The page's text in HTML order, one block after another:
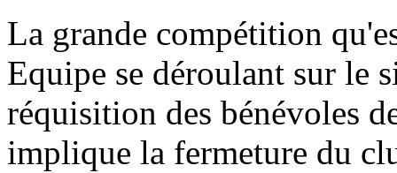
La grande compétition
Equipe se déroulant sur le
réquisition des bénévoles
implique la fermeture du